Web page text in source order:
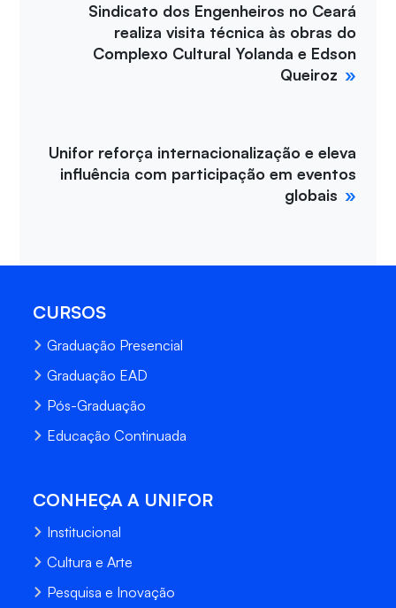
Sindicato dos Engenheiros no Ceará
realiza visita técnica às obras do
Complexo Cultural Yolanda e Edson
Queiroz
Unifor reforça internacionalização e eleva
influência com participação em eventos
globais
CURSOS
Graduação Presencial
Graduação EAD
Pós-Graduação
Educação Continuada
CONHEÇA A UNIFOR
Institucional
Cultura e Arte
Pesquisa e Inovação